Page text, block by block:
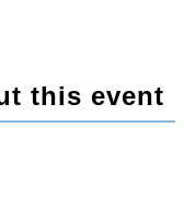
this event